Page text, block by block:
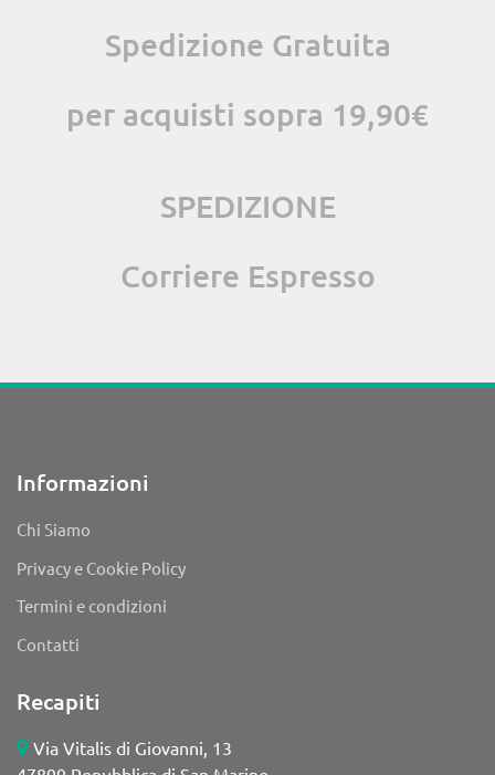
Spedizione Gratuita
per acquisti sopra 19,90€
SPEDIZIONE
Corriere Espresso
Informazioni
Chi Siamo
Privacy e Cookie Policy
Termini e condizioni
Contatti
Recapiti
Via Vitalis di Giovanni, 13